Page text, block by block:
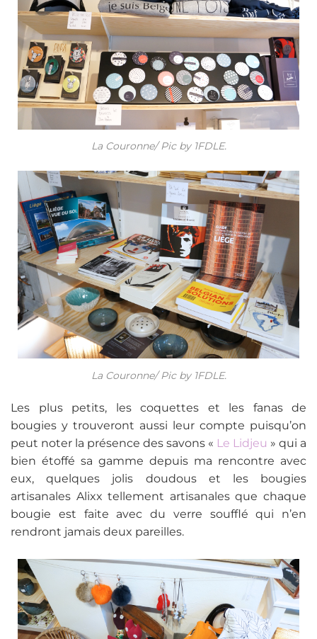
La Couronne/ Pic by 1FDLE.
La Couronne/ Pic by 1FDLE.
Les plus petits, les coquettes et les fanas de
bougies y trouveront aussi leur compte puisqu’on
peut noter la présence des savons « Le Lidjeu » qui a
bien étoffé sa gamme depuis ma rencontre avec
eux, quelques jolis doudous et les bougies
artisanales Alixx tellement artisanales que chaque
bougie est faite avec du verre soufflé qui n’en
rendront jamais deux pareilles.